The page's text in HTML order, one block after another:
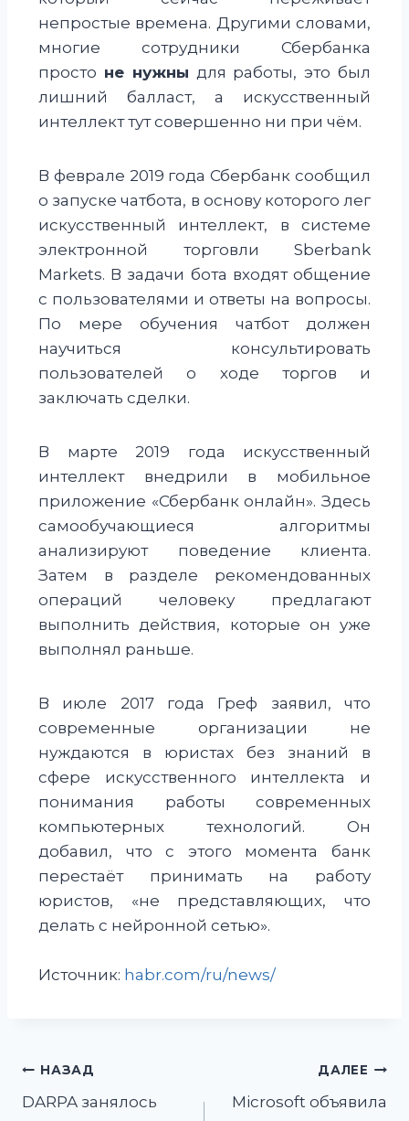
непростые времена. Другими словами,
многие сотрудники Сбербанка
просто не нужны для работы, это был
лишний балласт, а искусственный
интеллект тут совершенно ни при чём.
В феврале 2019 года Сбербанк сообщил
о запуске чатбота, в основу которого лег
искусственный интеллект, в системе
электронной торговли Sberbank
Markets. В задачи бота входят общение
с пользователями и ответы на вопросы.
По мере обучения чатбот должен
научиться консультировать
пользователей о ходе торгов и
заключать сделки.
В марте 2019 года искусственный
интеллект внедрили в мобильное
приложение «Сбербанк онлайн». Здесь
самообучающиеся алгоритмы
анализируют поведение клиента.
Затем в разделе рекомендованных
операций человеку предлагают
выполнить действия, которые он уже
выполнял раньше.
В июле 2017 года Греф заявил, что
современные организации не
нуждаются в юристах без знаний в
сфере искусственного интеллекта и
понимания работы современных
компьютерных технологий. Он
добавил, что с этого момента банк
перестаёт принимать на работу
юристов, «не представляющих, что
делать с нейронной сетью».
Источник: habr.com/ru/news/
НАЗАД
DARPA занялось
ДАЛЕЕ
Microsoft объявила